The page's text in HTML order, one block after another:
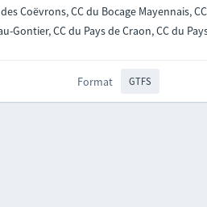
Coëvrons, CC du Bocage Mayennais,
Gontier, CC du Pays de Craon, CC du
Format GTFS